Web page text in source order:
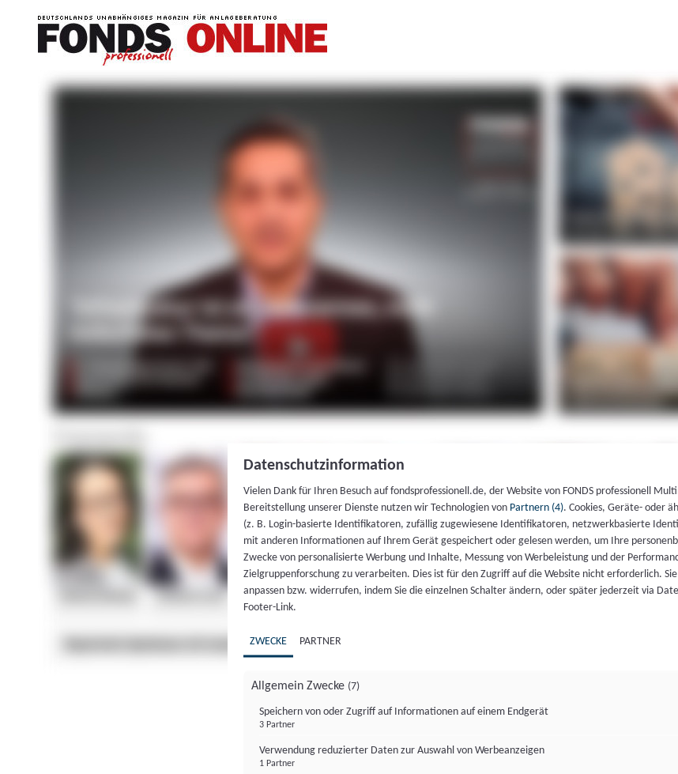
Datenschutzinformation
Vielen Dank für Ihren Besuch auf fondsprofessionell.de, der Website von FONDS professionell
Bereitstellung unserer Dienste nutzen wir Technologien von Partnern (4). Cookies, Geräte- oder
(z. B. Login-basierte Identifikatoren, zufällig zugewiesene Identifikatoren, netzwerkbasierte
mit anderen Informationen auf Ihrem Gerät gespeichert oder gelesen werden, um Ihre
Zwecke von personalisierte Werbung und Inhalte, Messung von Werbeleistung und der
Zielgruppenforschung zu verarbeiten. Dies ist für den Zugriff auf die Website nicht erforderlich.
anpassen bzw. widerrufen, indem Sie die einzelnen Schalter ändern, oder später jederzeit via
Footer-Link.
ZWECKE PARTNER
Allgemein Zwecke (7)
Speichern von oder Zugriff auf Informationen auf einem Endgerät
3 Partner
Verwendung reduzierter Daten zur Auswahl von Werbeanzeigen
1 Partner